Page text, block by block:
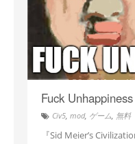
Fuck
Civ5 mod, ゲーム 無料
『Sid Meier’s